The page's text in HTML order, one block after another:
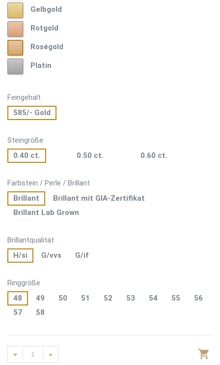
GelbgoldGelbgold
RotgoldRotgold
RoségoldRoségold
Platin
Feingehalt
585/- Gold
Steingröße
0.40 ct.
0.50 ct. 0.60 ct.
Farbstein / Perle / Brillant
Brillant
Brillant mit GIA-Zertifikat
Brillant Lab Grown
Brillantqualität
H/si
G/vvs G/if
Ringgröße
48
49 50 51 52 53 54 55
56
57
58